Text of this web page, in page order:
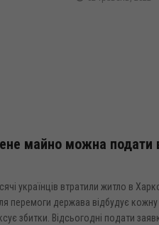
майно можна подати
українців втратили житло в
перемоги держава відбудує
збитки. Відсьогодні подати